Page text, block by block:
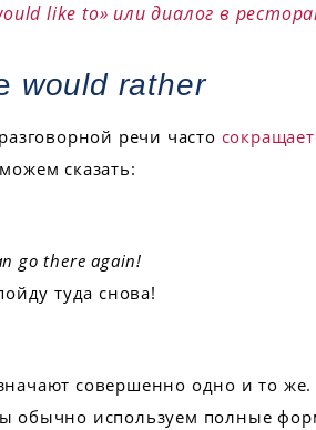
like to» или диалог в
would rather
речи часто
сказать:
go there again!
туда снова!
совершенно одно и то
обычно используем полные